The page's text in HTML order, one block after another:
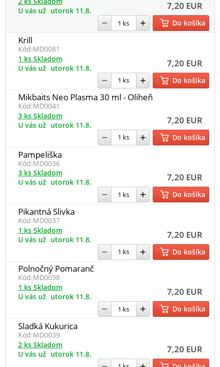
7,20 EUR
U vás už utorok 11.8.
Do košíka
Krill
Kód:MD0081
7,20 EUR
1 ks Skladom
U vás už utorok 11.8.
Do košíka
Mikbaits Neo Plasma 30 ml - Oliheň
Kód:MD0041
7,20 EUR
3 ks Skladom
U vás už utorok 11.8.
Do košíka
Pampeliška
Kód:MD0036
7,20 EUR
3 ks Skladom
U vás už utorok 11.8.
Do košíka
Pikantná Slivka
Kód:MD0037
7,20 EUR
1 ks Skladom
U vás už utorok 11.8.
Do košíka
Polnočný Pomaranč
Kód:MD0038
7,20 EUR
1 ks Skladom
U vás už utorok 11.8.
Do košíka
Sladká Kukurica
Kód:MD0039
7,20 EUR
2 ks Skladom
U vás už utorok 11.8.